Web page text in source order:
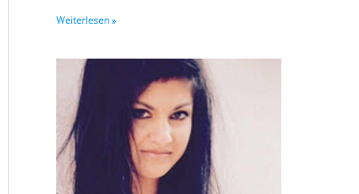
Weiterlesen »